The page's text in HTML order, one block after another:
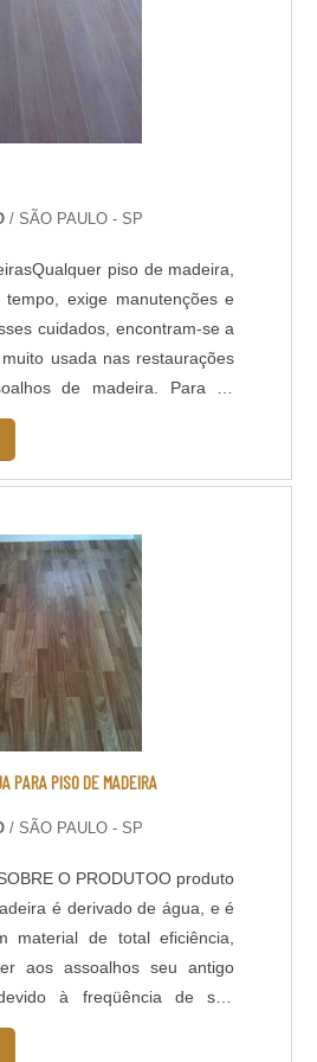
a partir de 8 horas; - Isento
durabilidade e resistência
mecânica e a choque
à abrasão; - Baixo odor e
liso e antiderrapante; -
LEED.
/ SÃO PAULO - SP
piso de madeira,
exige manutenções e
cuidados, encontram-se a
usada nas restaurações
de madeira. Para os
um piso renovado, sem a
à novos produtos, indica-
a raspagem sem pó.A
evitado, pois o mesmo
PARA PISO DE MADEIRA
/ SÃO PAULO - SP
O PRODUTOO produto
é derivado de água, e é
material de total eficiência,
aos assoalhos seu antigo
à freqüência de sua
de madeira são muito
mas com o tempo exigem